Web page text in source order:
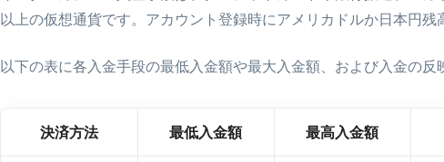
インターカジノのイーウォレット入金について
インターカジノの仮想通貨入金について
以上の仮想通貨です。アカウント登録時にアメリカドルか日本円残
以下の表に各入金手段の最低入金額や最大入金額、および入金の反
決済方法 最低入金額 最高入金額